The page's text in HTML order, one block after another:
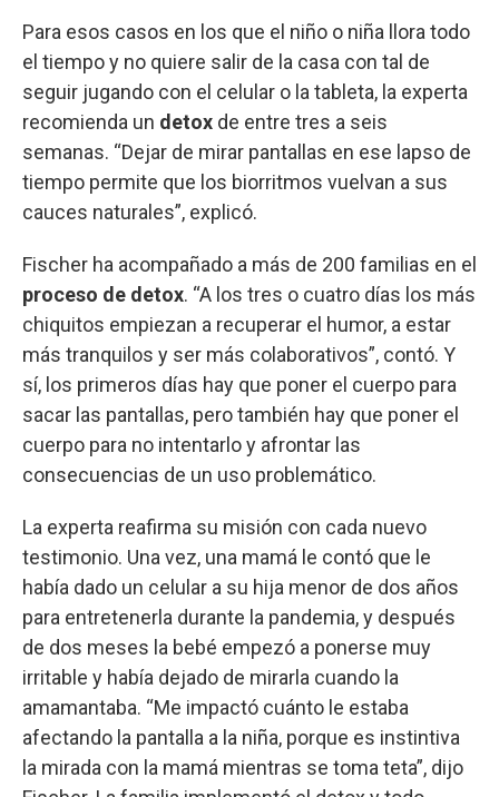
Para esos casos en los que el niño o niña llora todo
el tiempo y no quiere salir de la casa con tal de
seguir jugando con el celular o la tableta, la experta
recomienda un detox de entre tres a seis
semanas. “Dejar de mirar pantallas en ese lapso de
tiempo permite que los biorritmos vuelvan a sus
cauces naturales”, explicó.
Fischer ha acompañado a más de 200 familias en el
proceso de detox. “A los tres o cuatro días los más
chiquitos empiezan a recuperar el humor, a estar
más tranquilos y ser más colaborativos”, contó. Y
sí, los primeros días hay que poner el cuerpo para
sacar las pantallas, pero también hay que poner el
cuerpo para no intentarlo y afrontar las
consecuencias de un uso problemático.
La experta reafirma su misión con cada nuevo
testimonio. Una vez, una mamá le contó que le
había dado un celular a su hija menor de dos años
para entretenerla durante la pandemia, y después
de dos meses la bebé empezó a ponerse muy
irritable y había dejado de mirarla cuando la
amamantaba. “Me impactó cuánto le estaba
afectando la pantalla a la niña, porque es instintiva
la mirada con la mamá mientras se toma teta”, dijo